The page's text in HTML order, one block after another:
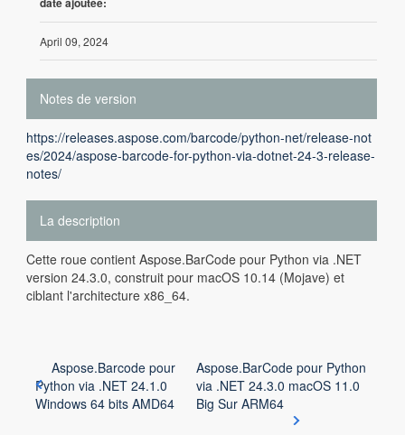
April 09, 2024
Notes de version
https://releases.aspose.com/barcode/python-net/release-not
es/2024/aspose-barcode-for-python-via-dotnet-24-3-release-
notes/
La description
Cette roue contient Aspose.BarCode pour Python via .NET
version 24.3.0, construit pour macOS 10.14 (Mojave) et
ciblant l'architecture x86_64.
Aspose.Barcode pour
Python via .NET 24.1.0
Windows 64 bits AMD64
Aspose.BarCode pour Python
via .NET 24.3.0 macOS 11.0
Big Sur ARM64